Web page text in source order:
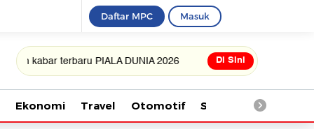
Daftar MPC Masuk
terbaru PIALA DUNIA 2026 Di Sini
Ekonomi Travel Otomotif Saintek